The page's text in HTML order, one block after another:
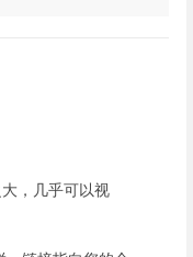
，几乎可以视